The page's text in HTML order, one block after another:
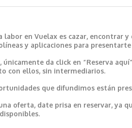
labor en Vuelax es cazar, encontrar
y aplicaciones para
únicamente da click en “Reserva
con ellos, sin intermediarios.
que difundimos están
oferta, date prisa en reservar, ya